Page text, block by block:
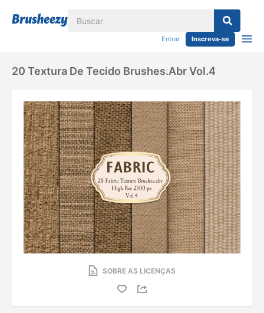
Entrar Inscreva-se
20 Textura De Tecido Brushes.abr Vol.4
SOBRE AS LICENÇAS